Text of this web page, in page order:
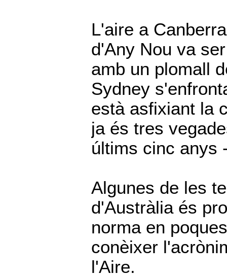
L'aire a
d'Any Nou va
amb un plomall
Sydney
està asfixiant la
ja és tres
últims cinc anys
Algunes de les
d'Austràlia és
norma en
conèixer
l'Aire.